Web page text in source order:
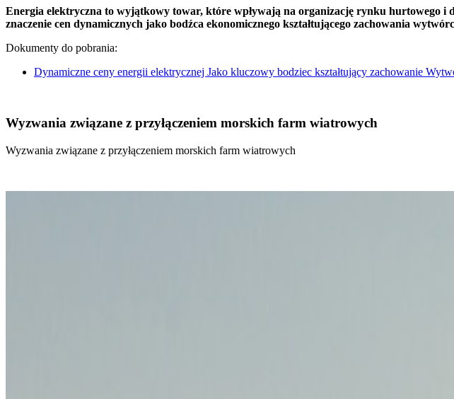
Energia elektryczna to wyjątkowy towar, które wpływają na organizację rynku hurtowego i
znaczenie cen dynamicznych jako bodźca ekonomicznego kształtującego zachowania
Dokumenty do pobrania:
Dynamiczne ceny energii elektrycznej Jako kluczowy bodziec kształtujący zachowanie
Wyzwania związane z przyłączeniem morskich farm wiatrowych
Wyzwania związane z przyłączeniem morskich farm wiatrowych